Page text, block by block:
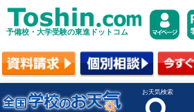
予備校・大学受験の東進ドットコム
お天気検索